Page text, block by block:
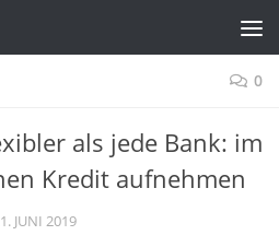
0
als jede Bank: im
Kredit aufnehmen
JUNI 2019